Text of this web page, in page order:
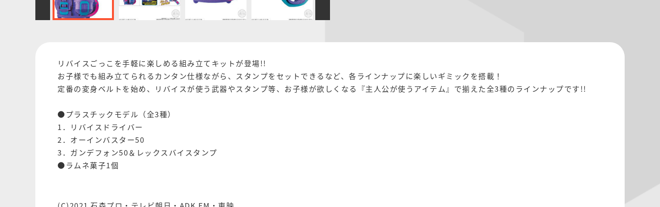
リバイスごっこを手軽に楽しめる組み立てキットが登場!!
お子様でも組み立てられるカンタン仕様ながら、スタンプをセットできるなど、各ラインナップに楽しいギミックを搭載！
定番の変身ベルトを始め、リバイスが使う武器やスタンプ等、お子様が欲しくなる『主人公が使うアイテム』で揃えた全3種のラインナップです!!
●プラスチックモデル（全3種）
1．リバイスドライバー
2．オーインバスター50
3．ガンデフォン50＆レックスバイスタンプ
●ラムネ菓子1個